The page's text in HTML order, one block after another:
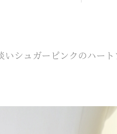
いシュガーピンクのハート